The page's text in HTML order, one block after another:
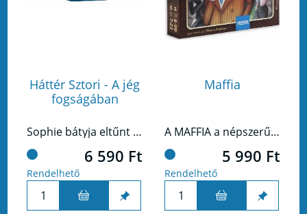
Háttér Sztori - A jég
fogságában
Sophie bátyja eltűnt a Mont Blanc környékén – hogyan fejezitek be a történetét?
6 590 Ft
Rendelhető
Maffia
A MAFFIA a népszerű csapatjáték lebilincselő társas változata. Gyerekek és felnőttek egyaránt élvezik, táborozáskor vagy az iskolában, bulin, családi eseményeken, csapatépítő tréningeken. Eredeti szabályaival nagyobb csoportok számára teszi lehetővé a közös játékot.
5 990 Ft
Rendelhető